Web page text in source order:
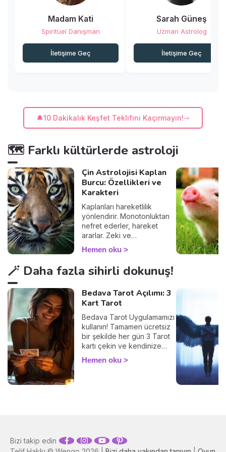
Madam Kati
Spiritüel Danışman
İletişime Geç
Sarah Güneş
Uzman Astrolog
İletişime Geç
🔔10 Dakikalık Keşfet Teklifini Kaçırmayın!
🗺️ Farklı kültürlerde astroloji
Çin Astrolojisi Kaplan
Burcu: Özellikleri ve
Karakteri
Kaplanları hareketlilik
yönlendirir. Monotonluktan
nefret ederler, hareket
ararlar. Zeki ve
karizmatiktirler.
Hemen oku
🪄 Daha fazla sihirli dokunuş!
Bedava Tarot Açılımı: 3
Kart Tarot
Bedava Tarot Uygulamamızı
kullanın! Tamamen ücretsiz
bir şekilde her gün 3 Tarot
kartı çekin ve kendinize
ayıracağınız birkaç
dakikayla içsel
Hemen oku
Bizi takip edin